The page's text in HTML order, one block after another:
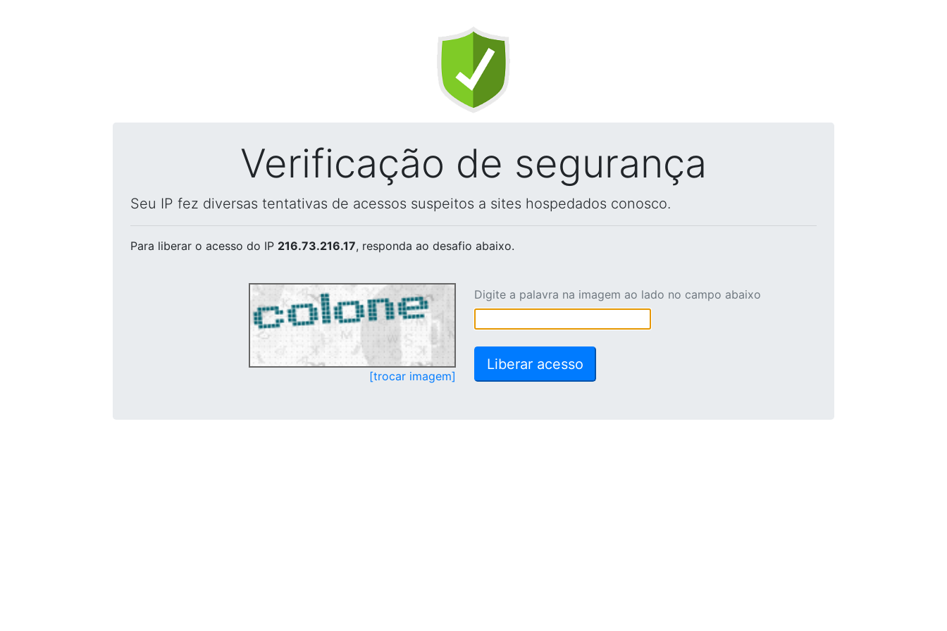
Verificação de segurança
Seu IP fez diversas tentativas de acessos suspeitos a sites hospedados conosco.
Para liberar o acesso do IP 216.73.216.17, responda ao desafio abaixo.
[trocar imagem]
Digite a palavra na imagem ao lado no campo abaixo